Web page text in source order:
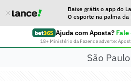
Baixe grátis o app do
O esporte na palma da
Ajuda com Aposta?
18+ Ministério da Fazenda adverte:
São Paulo